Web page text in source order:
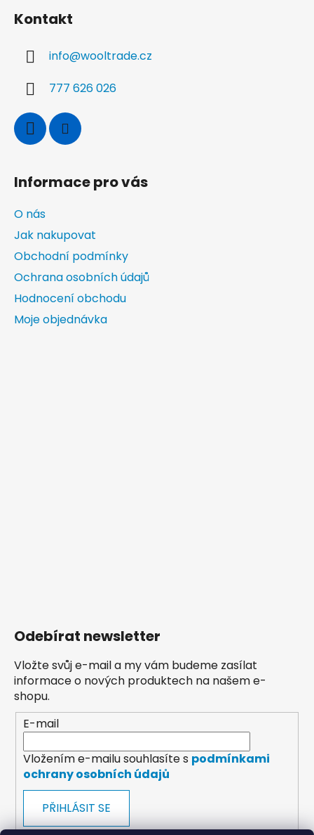
Kontakt
info@wooltrade.cz
777 626 026
Informace pro vás
O nás
Jak nakupovat
Obchodní podmínky
Ochrana osobních údajů
Hodnocení obchodu
Moje objednávka
Odebírat newsletter
Vložte svůj e-mail a my vám budeme zasílat
informace o nových produktech na našem e-
shopu.
E-mail
Vložením e-mailu souhlasíte s podmínkami
ochrany osobních údajů
PŘIHLÁSIT SE